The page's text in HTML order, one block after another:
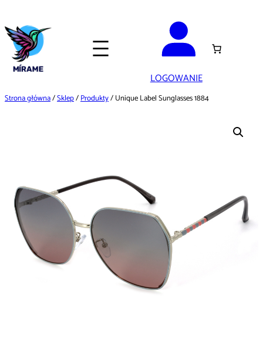
do
treści
LOGOWANIE
Strona główna/Sklep/Produkty/ Unique Label Sunglasses 1884